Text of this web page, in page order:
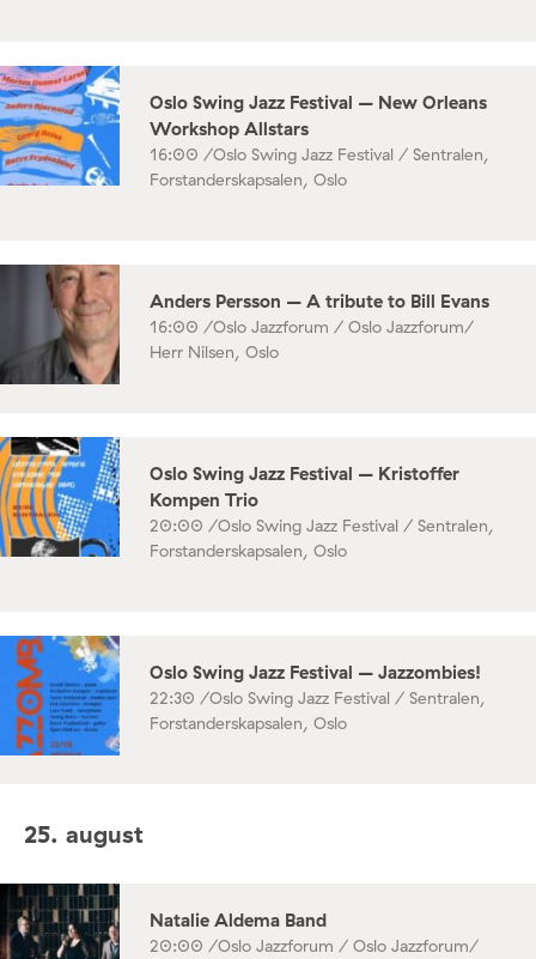
Oslo Swing Jazz Festival – New Orleans
Workshop Allstars
16:00 /Oslo Swing Jazz Festival / Sentralen,
Forstanderskapsalen, Oslo
Anders Persson – A tribute to Bill Evans
16:00 /Oslo Jazzforum / Oslo Jazzforum/
Herr Nilsen, Oslo
Oslo Swing Jazz Festival – Kristoffer
Kompen Trio
20:00 /Oslo Swing Jazz Festival / Sentralen,
Forstanderskapsalen, Oslo
Oslo Swing Jazz Festival – Jazzombies!
22:30 /Oslo Swing Jazz Festival / Sentralen,
Forstanderskapsalen, Oslo
25. august
Natalie Aldema Band
20:00 /Oslo Jazzforum / Oslo Jazzforum/